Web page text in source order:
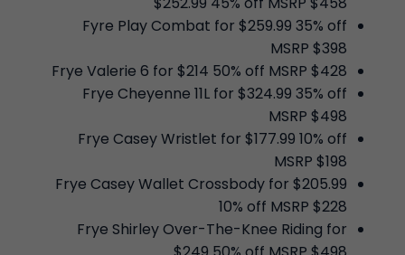
Fyre Play Combat for $259.99 35% off
MSRP $398
Frye Valerie 6 for $214 50% off MSRP $428
Frye Cheyenne 11L for $324.99 35% off
MSRP $498
Frye Casey Wristlet for $177.99 10% off
MSRP $198
Frye Casey Wallet Crossbody for $205.99
10% off MSRP $228
Frye Shirley Over-The-Knee Riding for